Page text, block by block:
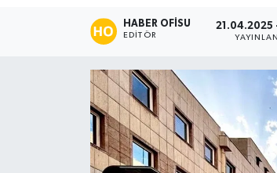
HABER OFISU
EDITÖR
21.04.2025